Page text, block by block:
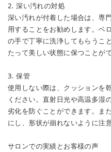
2. 深い汚れの対処
深い汚れが付着した場合は、専
用することをお勧めします。ベ
の手で丁寧に洗浄してもらうこ
たって美しい状態に保つことがで
3. 保管
使用しない際は、クッションを
ください。直射日光や高温多湿
劣化を防ぐことができます。ま
にし、形状が崩れないように注
サロンでの実績とお客様の声